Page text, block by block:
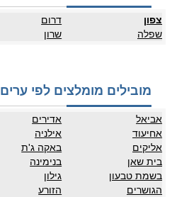
צפון דרום
שפלה
שרון
מובילים מומלצים לפי ערים
אביאל אדירים
אחיעוד
אילניה
אליקים
באקה ג'ת
בית שאן
בנימינה
בשמת טבעון
גילון
הגושרים
הזורע